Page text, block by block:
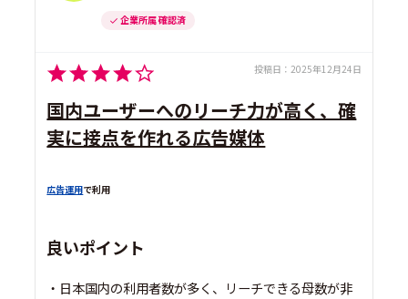
企業所属 確認済
投稿日： 2025年12月24日
国内ユーザーへのリーチ力が高く、確
実に接点を作れる広告媒体
広告運用で利用
良いポイント
・日本国内の利用者数が多く、リーチできる母数が非